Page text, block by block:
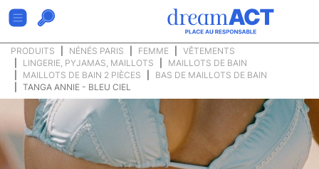
PRODUITS NÉNÉS PARIS FEMME
VÊTEMENTS
LINGERIE, PYJAMAS, MAILLOTS
MAILLOTS DE BAIN
MAILLOTS DE BAIN 2 PIÈCES
BAS DE MAILLOTS DE BAIN
TANGA ANNIE - BLEU CIEL